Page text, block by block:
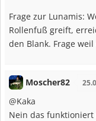
Frage zur Lunamis:
Rollenfuß greift,
den Blank. Frage
Moscher82
@Kaka
Nein das